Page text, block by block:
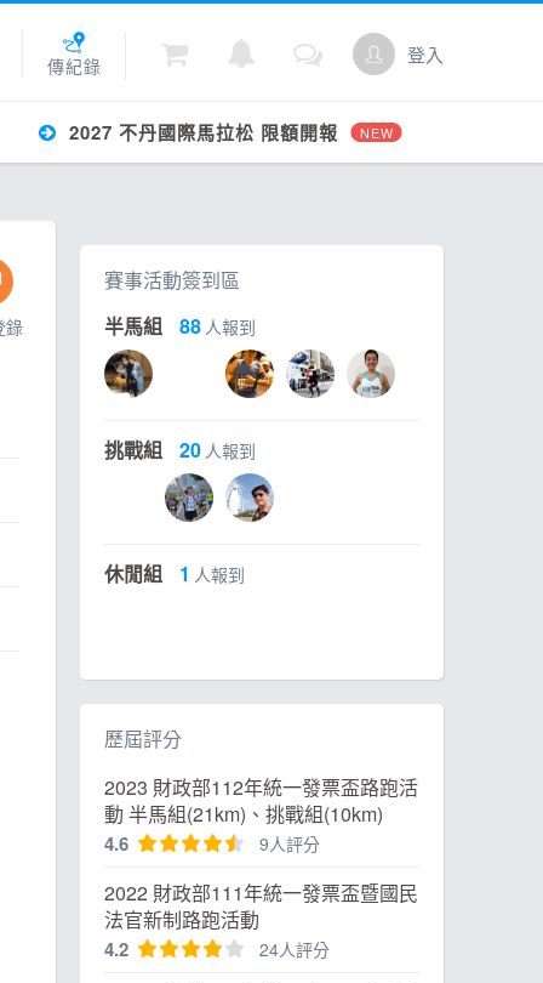
傳紀錄 登入
數
2027 不丹國際馬拉松 限額開報 NEW
錄
賽事活動簽到區
半馬組
88 人報到
挑戰組 20 人報到
休閒組 1 人報到
歷屆評分
2023 財政部112年統一發票盃路跑活
動 半馬組(21km)、挑戰組(10km)
4.6 9人評分
2022 財政部111年統一發票盃暨國民
法官新制路跑活動
4.2 24人評分